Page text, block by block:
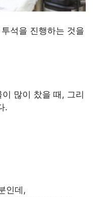
석을 진행하는 것을
많이 찼을 때, 그리
.
인데,